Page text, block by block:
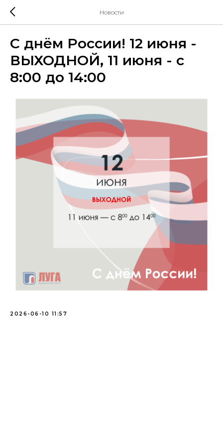
Новости
С днём России! 12 июня -
ВЫХОДНОЙ, 11 июня - с
8:00 до 14:00
2026-06-10 11:57